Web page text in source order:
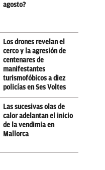
agosto?
Los drones revelan el
cerco y la agresión de
centenares de
manifestantes
turismofóbicos a diez
policías en Ses Voltes
Las sucesivas olas de
calor adelantan el inicio
de la vendimia en
Mallorca